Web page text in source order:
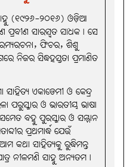
(୧୯୨୬-୨୦୧୬) ଓଡ଼ିଆ
ପ୍ରବୀଣ ସାରସ୍ବତ ସାଧକ। ସେ
ରମ୍ୟରଚନା, ଫିଚର, ଶିଶୁ
ନିଜର ସିଦ୍ଧହସ୍ତତା ପ୍ରମାଣିତ
ଏକାଡେମୀ ଓ କେନ୍ଦ୍ର
ପରୁସ୍କାର ଓ ଭାରତୀୟ ଭାଷା
ବହୁ ପୁରସ୍କାର ଓ ସମ୍ମାନ
ପ୍ରଥମାର୍ଦ୍ଧ ଯେଉଁ
କଥା ସାହିତ୍ୟକୁ ରୁଦ୍ଧିମନ୍ତ
ନୀଳମଣି ସାହୁ ଅନ୍ୟତମ।